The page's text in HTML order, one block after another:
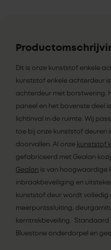
Dit is onze kunststof enkele
kunststof enkele achterdeur
achterdeur met borstwering.
paneel en het bovenste deel
lichtinval in de ruimte. Wij
toe bij onze kunststof deuren
doorvallen. Al onze kunststof
gefabriceerd met Gealan
Gealan is van hoogwaardige
inbraakbeveiliging en
kunststof deur wordt volledig
meerpuntssluiting,
kerntrekbeveiling. Standaard
Bluestone onderdorpel en